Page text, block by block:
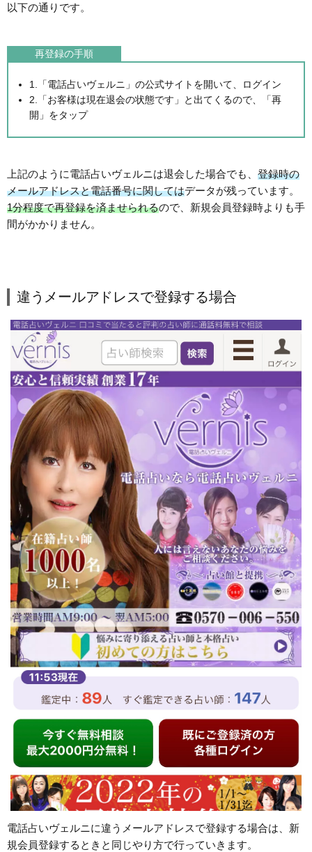
以下の通りです。
再登録の手順
1.「電話占いヴェルニ」の公式サイトを開いて、ログイン
2.「お客様は現在退会の状態です」と出てくるので、「再
開」をタップ
上記のように電話占いヴェルニは退会した場合でも、 登録時の
メールアドレスと電話番号に関してはデータが残っています。
1分程度で再登録を済ませられるので、新規会員登録時よりも手
間がかかりません。
違うメールアドレスで登録する場合
電話占いヴェルニに違うメールアドレスで登録する場合は、新
規会員登録するときと同じやり方で行っていきます。